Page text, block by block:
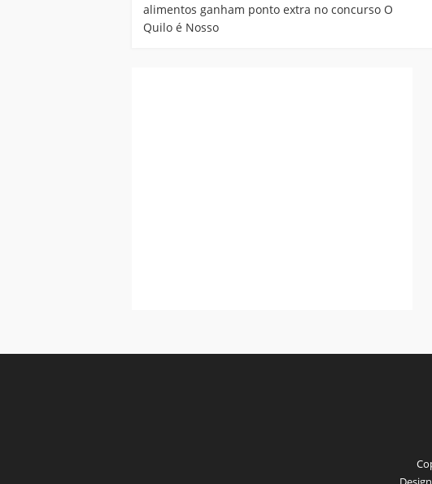
alimentos ganham ponto extra no concurso O
Quilo é Nosso